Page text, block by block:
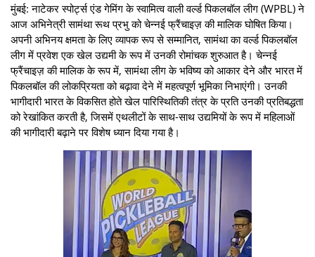
मुंबई: नाटेकर स्पोर्ट्स एंड गेमिंग के स्वामित्व वाली वर्ल्ड पिकलबॉल लीग (WPBL) ने
आज अभिनेत्री सामंथा रूथ प्रभु को चेन्नई फ्रैंचाइज़ की मालिक घोषित किया।
अपनी अभिनय क्षमता के लिए व्यापक रूप से सम्मानित, सामंथा का वर्ल्ड पिकलबॉल
लीग में प्रवेश एक खेल उद्यमी के रूप में उनकी रोमांचक शुरुआत है। चेन्नई
फ्रैंचाइज़ की मालिक के रूप में, सामंथा लीग के भविष्य को आकार देने और भारत में
पिकलबॉल की लोकप्रियता को बढ़ावा देने में महत्वपूर्ण भूमिका निभाएंगी। उनकी
भागीदारी भारत के विकसित होते खेल पारिस्थितिकी तंत्र के प्रति उनकी प्रतिबद्धता
को रेखांकित करती है, जिसमें एथलीटों के साथ-साथ उद्यमियों के रूप में महिलाओं
की भागीदारी बढ़ाने पर विशेष ध्यान दिया गया है।